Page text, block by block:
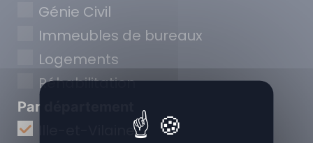
Génie Civil
Immeubles de bureaux
Logements
Réhabilitation
Par département
Ille-et-Vilaine